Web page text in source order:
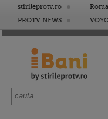
stirileprotv.ro
PROTV NEWS